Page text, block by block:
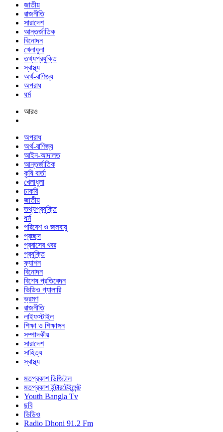
জাতীয়
রাজনীতি
সারাদেশ
আন্তর্জাতিক
বিনোদন
খেলাধুলা
তথ্যপ্রযুক্তি
স্বাস্থ্য
অর্থ-বাণিজ্য
অপরাধ
ধর্ম
আরও
অপরাধ
অর্থ-বাণিজ্য
আইন-আদালত
আন্তর্জাতিক
কৃষি বার্তা
খেলাধুলা
চাকরি
জাতীয়
তথ্যপ্রযুক্তি
ধর্ম
পরিবেশ ও জলবায়ু
প্রচ্ছদ
প্রবাসের খবর
প্রযুক্তি
ফ্যাশন
বিনোদন
বিশেষ প্রতিবেদন
ভিডিও গ্যালারি
ভ্রমণ
রাজনীতি
লাইফস্টাইল
শিক্ষা ও শিক্ষাঙ্গন
সম্পাদকীয়
সারাদেশ
সাহিত্য
স্বাস্থ্য
মতপ্রকাশ ডিজিটাল
মতপ্রকাশ ইন্টারটেইন্মেন্ট
Youth Bangla Tv
ছবি
ভিডিও
Radio Dhoni 91.2 Fm